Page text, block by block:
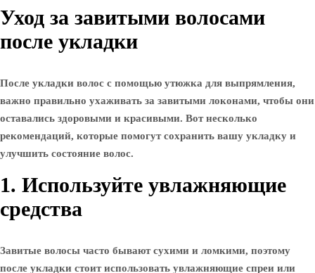
Уход за завитыми волосами
после укладки
После укладки волос с помощью утюжка для выпрямления,
важно правильно ухаживать за завитыми локонами, чтобы они
оставались здоровыми и красивыми. Вот несколько
рекомендаций, которые помогут сохранить вашу укладку и
улучшить состояние волос.
1. Используйте увлажняющие
средства
Завитые волосы часто бывают сухими и ломкими, поэтому
после укладки стоит использовать увлажняющие спреи или